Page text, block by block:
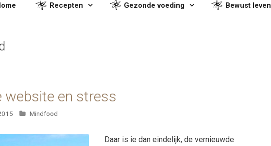
Recepten Gezonde voeding Bewust leven
website en stress
Categorieën
Mindfood
Daar is ie dan eindelijk, de vernieuwde